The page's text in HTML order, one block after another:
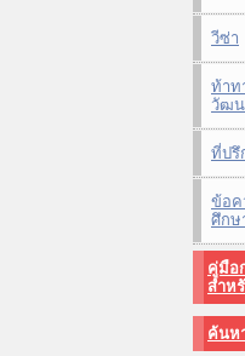
วีซ่า
ท้าท
วัฒ
ที่ปรึ
ข้อค
ศึกษ
คู่มือ
สำห
ค้นห